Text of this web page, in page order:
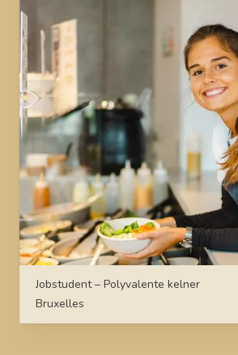
Jobstudent – Polyvalente kelner
Bruxelles